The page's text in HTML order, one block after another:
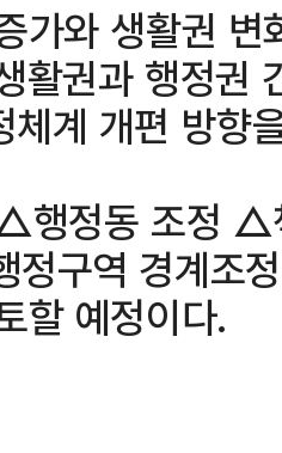
가와 생활권
활권과 행정권
체계 개편 방향
행정동 조정
구역 경계조
할 예정이다.